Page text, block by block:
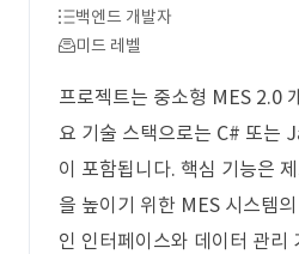
백엔드 개발자
미드 레벨
프로젝트는 중소형 MES 2.0
요 기술 스택으로는 C# 또는
이 포함됩니다. 핵심 기능은
을 높이기 위한 MES 시스템
인 인터페이스와 데이터 관리